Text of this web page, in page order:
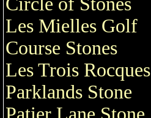
Les Mielles Golf
Course Stones
Les Trois Rocques
Parklands Stone